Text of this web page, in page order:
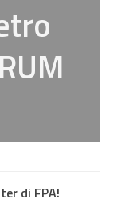
di FPA!